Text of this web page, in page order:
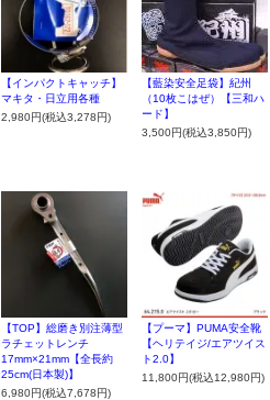
【インパクトキャッチ】
マキタ・日立用各種
2,980円(税込3,278円)
【藍染安全足袋】紀州
（10枚こはぜ）【三和ハ
ード】
3,500円(税込3,850円)
【TOP】総磨き別注薄型
ラチェットレンチ
17mm×21mm【全長約
25cm(日本製)】
6,980円(税込7,678円)
【プーマ】PUMA安全靴
【ヘリテイジ/エアツイス
ト2.0】
11,800円(税込12,980円)